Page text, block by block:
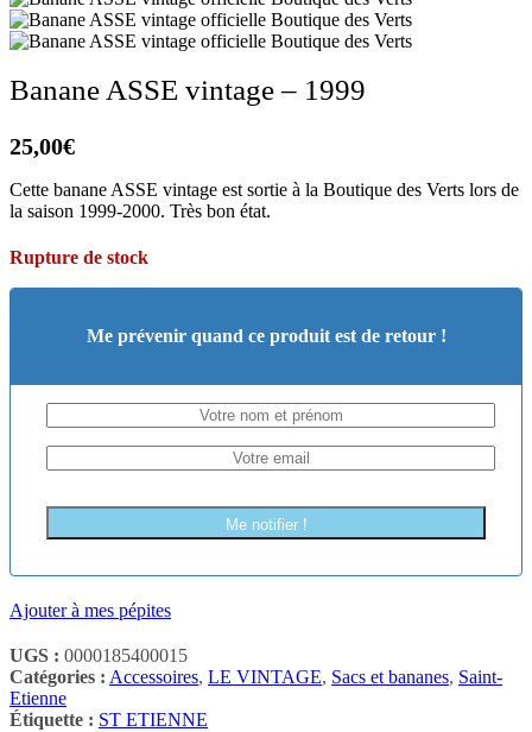
Banane ASSE vintage – 1999
25,00€
Cette banane ASSE vintage est sortie à la Boutique des Verts lors de
la saison 1999-2000. Très bon état.
Rupture de stock
Me prévenir quand ce produit est de retour !
Me notifier !
Ajouter à mes pépites
UGS : 0000185400015
Catégories : Accessoires, LE VINTAGE, Sacs et bananes, Saint-
Etienne
Étiquette : ST ETIENNE